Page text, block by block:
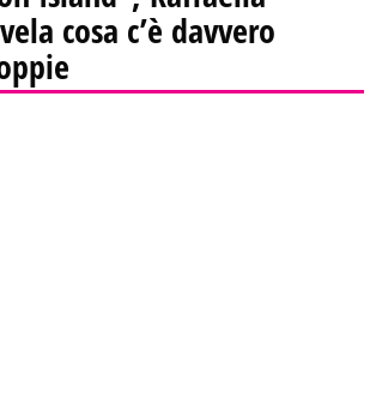
cosa c’è davvero